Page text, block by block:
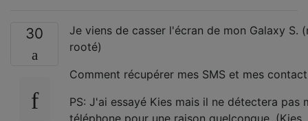
30
Je viens de casser l'écran de mon Galaxy S.
rooté)
Comment récupérer mes SMS et mes
PS: J'ai essayé Kies mais il ne détectera pas
téléphone pour une raison quelconque. (Kies